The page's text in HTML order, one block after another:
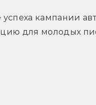
успеха кампании
для молодых